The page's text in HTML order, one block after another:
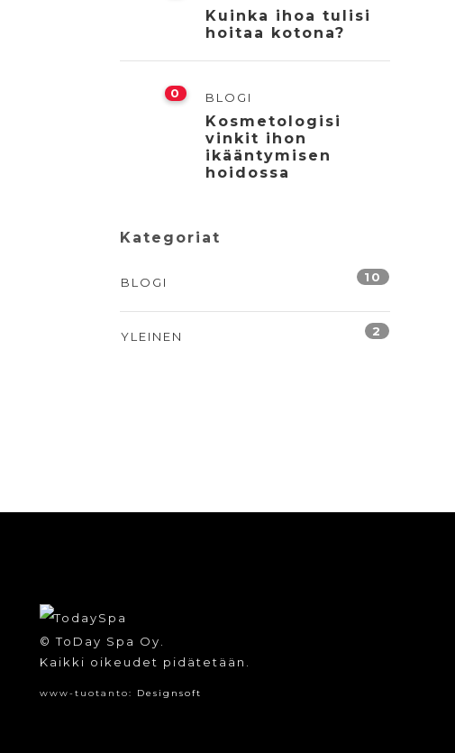
Kuinka ihoa tulisi
hoitaa kotona?
0 BLOGI
Kosmetologisi
vinkit ihon
ikääntymisen
hoidossa
Kategoriat
BLOGI 10
YLEINEN 2
© ToDay Spa Oy.
Kaikki oikeudet pidätetään.
www-tuotanto: Designsoft